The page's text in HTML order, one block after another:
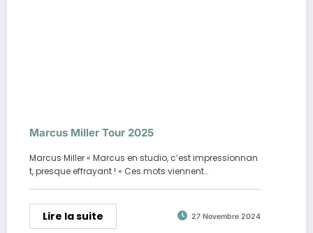
Marcus Miller Tour 2025
Marcus Miller « Marcus en studio, c’est impressionnan
t, presque effrayant ! » Ces mots viennent…
Lire la suite 27 Novembre 2024